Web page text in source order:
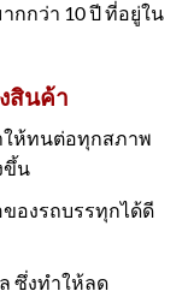
กกว่า 10 ปี ที่อยู่ใน
สินค้า
ให้ทนต่อทุกสภาพ
ขึ้น
องรถบรรทุกได้ดี
ซึ่งทำให้ลด